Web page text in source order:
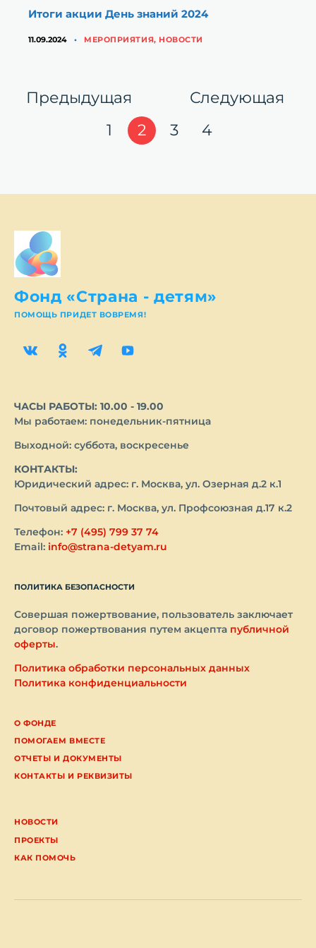
Итоги акции День знаний 2024
11.09.2024 КАТЕГОРИИ
МЕРОПРИЯТИЯ, НОВОСТИ
Навигация
по
Предыдущая Страница
Страница
1 Страница
2 Страница
3 Страница
4
Следующая
Фонд «Страна - детям»
ПОМОЩЬ ПРИДЕТ ВОВРЕМЯ!
ЧАСЫ РАБОТЫ: 10.00 - 19.00
Мы работаем: понедельник-пятница
Выходной: суббота, воскресенье
КОНТАКТЫ:
Юридический адрес: г. Москва, ул. Озерная д.2 к.1
Почтовый адрес: г. Москва, ул. Профсоюзная д.17 к.2
Телефон: +7 (495) 799 37 74
Email: info@strana-detyam.ru
О ФОНДЕ
ПОМОГАЕМ ВМЕСТЕ
ОТЧЕТЫ И ДОКУМЕНТЫ
КОНТАКТЫ И РЕКВИЗИТЫ
НОВОСТИ
ПРОЕКТЫ
КАК ПОМОЧЬ
ПОЛИТИКА БЕЗОПАСНОСТИ
Совершая пожертвование, пользователь заключает
договор пожертвования путем акцепта публичной
оферты.
Политика обработки персональных данных
Политика конфиденциальности